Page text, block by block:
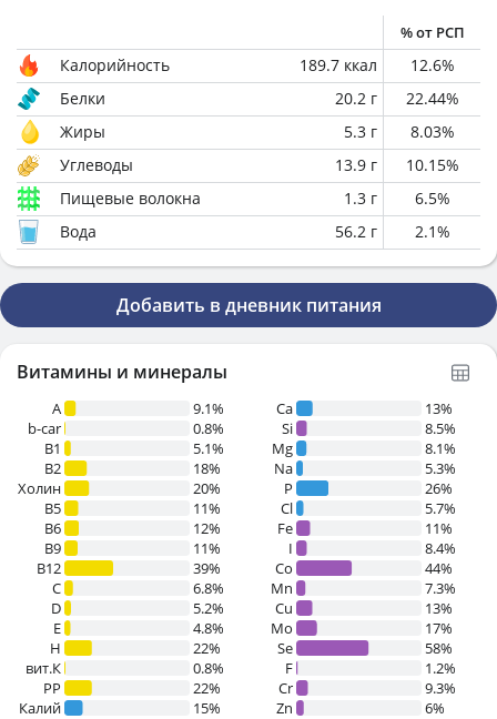
% от РСП
Калорийность 189.7 ккал 12.6%
Белки
20.2 г 22.44%
Жиры
5.3 г 8.03%
Углеводы
13.9 г 10.15%
Пищевые волокна
1.3 г 6.5%
Вода
56.2 г 2.1%
Добавить в дневник питания
Витамины и минералы
A
9.1%
b-car
0.8%
В1
5.1%
B2
18%
Холин
20%
B5
11%
B6
12%
B9
11%
B12
39%
C
6.8%
D
5.2%
E
4.8%
H
22%
вит.К
0.8%
PP
22%
Калий
15%
Ca
13%
Si
8.5%
Mg
8.1%
Na
5.3%
P
26%
Cl
5.7%
Fe
11%
I
8.4%
Co
44%
Mn
7.3%
Cu
13%
Mo
17%
Se
58%
F
1.2%
Cr
9.3%
Zn
6%